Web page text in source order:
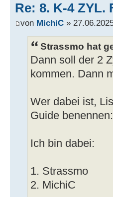
Re: 8. K-4
von MichiC »
Strassmo hat
Dann soll der 2
kommen. Dann
Wer dabei ist,
Guide benennen:
Ich bin dabei:
1. Strassmo
2. MichiC